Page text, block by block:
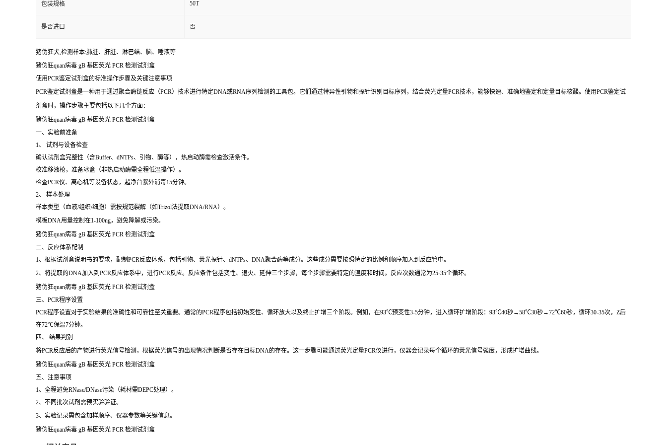
包装规格 50T
是否进口 否
猪伪狂犬,检测样本:肺脏、肝脏、淋巴结、脑、唾液等
猪伪狂quan病毒 gB 基因荧光 PCR 检测试剂盒
使用PCR鉴定试剂盒的标准操作步骤及关键注意事项
PCR鉴定试剂盒是一种用于通过聚合酶链反应（PCR）技术进行特定DNA或RNA序列检测的工具包。它们通过特异性引物和探针识别目标序列，结合荧光定量PCR技术，能够快速、准确地鉴定和定量目标核酸。使用PCR鉴定试
剂盒时，操作步骤主要包括以下几个方面：
猪伪狂quan病毒 gB 基因荧光 PCR 检测试剂盒
一、实验前准备
1、 试剂与设备检查
确认试剂盒完整性（含Buffer、dNTPs、引物、酶等），热启动酶需检查激活条件。
校准移液枪，准备冰盒（非热启动酶需全程低温操作）。
检查PCR仪、离心机等设备状态，超净台紫外消毒15分钟。
2、 样本处理
样本类型（血液/组织/细胞）需按规范裂解（如Trizol法提取DNA/RNA）。
模板DNA用量控制在1-100ng，避免降解或污染。
猪伪狂quan病毒 gB 基因荧光 PCR 检测试剂盒
二、反应体系配制
1、根据试剂盒说明书的要求，配制PCR反应体系，包括引物、荧光探针、dNTPs、DNA聚合酶等成分。这些成分需要按照特定的比例和顺序加入到反应管中。
2、将提取的DNA加入到PCR反应体系中，进行PCR反应。反应条件包括变性、退火、延伸三个步骤，每个步骤需要特定的温度和时间。反应次数通常为25-35个循环。
猪伪狂quan病毒 gB 基因荧光 PCR 检测试剂盒
三、PCR程序设置
PCR程序设置对于实验结果的准确性和可靠性至关重要。通常的PCR程序包括初始变性、循环放大以及终止扩增三个阶段。例如，在93℃预变性3-5分钟，进入循环扩增阶段：93℃40秒→58℃30秒→72℃60秒，循环30-35次，Z后
在72℃保温7分钟。
四、 结果判别
将PCR反应后的产物进行荧光信号检测，根据荧光信号的出现情况判断是否存在目标DNA的存在。这一步骤可能通过荧光定量PCR仪进行，仪器会记录每个循环的荧光信号强度，形成扩增曲线。
猪伪狂quan病毒 gB 基因荧光 PCR 检测试剂盒
五、注意事项
1、全程避免RNase/DNase污染（耗材需DEPC处理）。
2、不同批次试剂需预实验验证。
3、实验记录需包含加样顺序、仪器参数等关键信息。
猪伪狂quan病毒 gB 基因荧光 PCR 检测试剂盒